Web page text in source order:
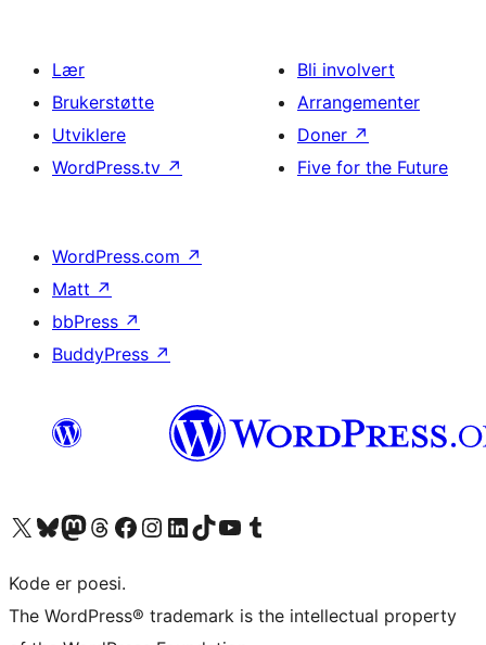
Lær
Brukerstøtte
Utviklere
WordPress.tv ↗
Bli involvert
Arrangementer
Doner ↗
Five for the Future
WordPress.com ↗
Matt ↗
bbPress ↗
BuddyPress ↗
Besøk vår konto på X Visit our Bluesky account
Besøk vår Mastodon-konto
Visit our Threads account
Besøk vår Facebook-sideBesøk vår Instagram-konto
Besøk vår LinkedIn-konto
Visit our TikTok account
Visit our YouTube channel
Visit our Tumblr account
Kode er poesi.
The WordPress® trademark is the intellectual property